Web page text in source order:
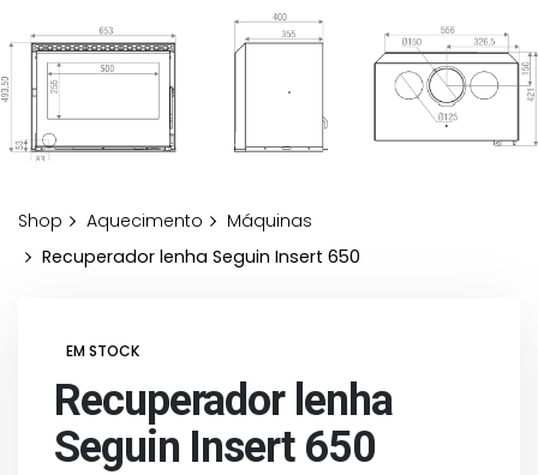
Shop Aquecimento
Máquinas
Recuperador lenha Seguin Insert 650
EM STOCK
Recuperador lenha
Seguin Insert 650